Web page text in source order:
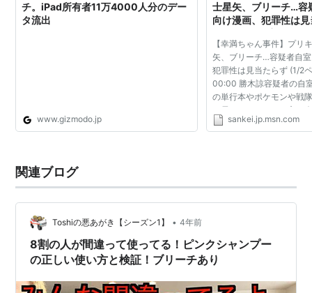
チ。iPad所有者11万4000人分のデー
タ流出
www.gizmodo.jp
士星矢、ブリーチ…容
向け漫画、犯罪性は
【幸満ちゃん事件】プリ
矢、ブリーチ…容疑者自
犯罪性は見当たらず (1/2
00:00 勝木諒容疑者の自
の単行本やポケモンや戦
め尽くされていた一方、
犯罪の誘発をうかがわせ
sankei.jp.msn.com
関連ブログ
Toshiの悪あがき【シーズン1】 • 4年前
8割の人が間違って使ってる！ピンクシャンプー
の正しい使い方と検証！ブリーチあり